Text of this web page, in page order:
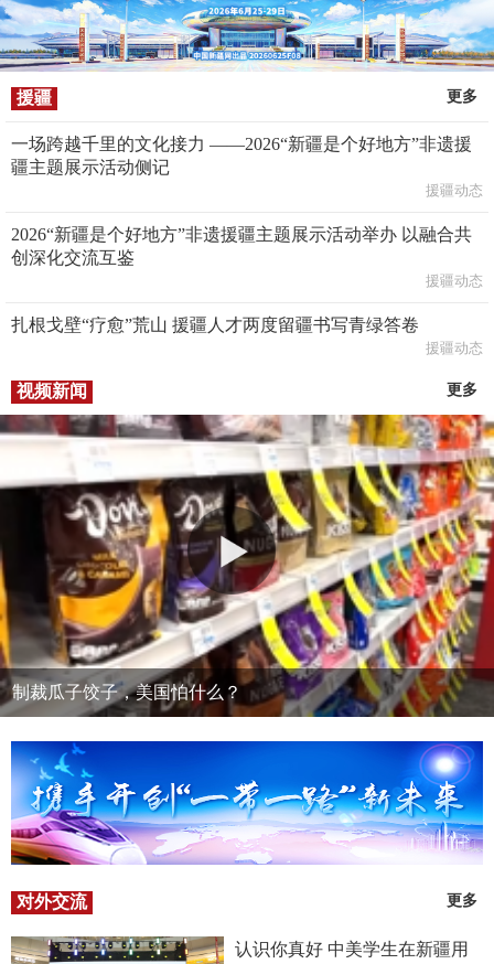
援疆 更多
一场跨越千里的文化接力 ——2026“新疆是个好地方”非遗援
疆主题展示活动侧记
援疆动态
2026“新疆是个好地方”非遗援疆主题展示活动举办 以融合共
创深化交流互鉴
援疆动态
扎根戈壁“疗愈”荒山 援疆人才两度留疆书写青绿答卷
援疆动态
视频新闻 更多
制裁瓜子饺子，美国怕什么？
对外交流 更多
认识你真好 中美学生在新疆用